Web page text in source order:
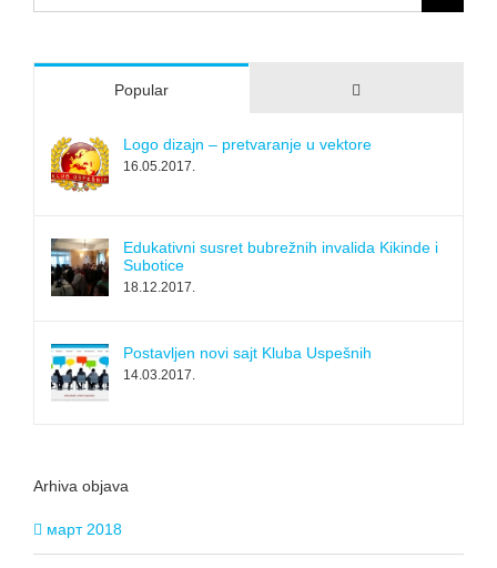
Popular Comments
Logo dizajn – pretvaranje u vektore
16.05.2017.
Edukativni susret bubrežnih invalida Kikinde i
Subotice
18.12.2017.
Postavljen novi sajt Kluba Uspešnih
14.03.2017.
Arhiva objava
март 2018